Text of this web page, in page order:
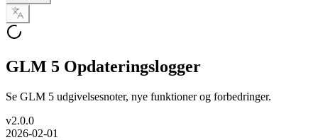
GLM 5 Opdateringslogger
Se GLM 5 udgivelsesnoter, nye funktioner og forbedringer.
v2.0.0
2026-02-01